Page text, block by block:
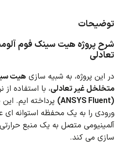
توضیحات
شرح پروژه هیت سینک فوم
تعادلی
در این پروژه، به شبیه سازی هیت
متخلخل غیر تعادلی، با استفاده از
(ANSYS Fluent)
پرداخته ایم.
ورودی را به یک محفظه استوانه ای
آلمینیومی متصل به یک منبع
سازی می کند.